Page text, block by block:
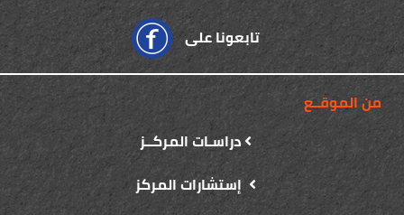
تابعونا على
من الموقــع
دراسـات المركــز
إستشارات المركز